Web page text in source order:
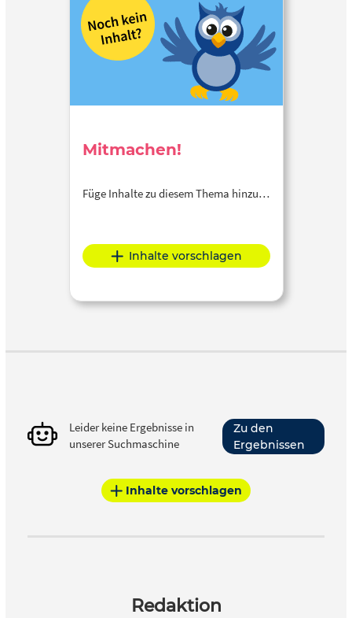
Mitmachen!
Füge Inhalte zu diesem Thema hinzu…
Inhalte vorschlagen
Leider keine Ergebnisse in
unserer Suchmaschine
Zu den
Ergebnissen
Inhalte vorschlagen
Redaktion